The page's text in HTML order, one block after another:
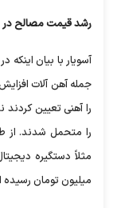
رشد قیمت مصالح در
آسویار با بیان
جمله آهن آلات
را آهنی تعیین
را متحمل شدند. از
میلیون تومان